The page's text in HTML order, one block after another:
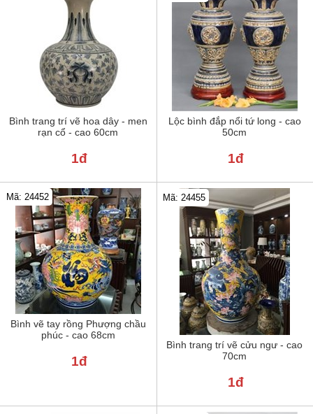
Bình trang trí vẽ hoa dây - men
rạn cổ - cao 60cm
1đ
Lộc bình đắp nổi tứ long - cao
50cm
1đ
Bình vẽ tay rồng Phượng chầu
phúc - cao 68cm
Mã: 24452
1đ
Bình trang trí vẽ cửu ngư - cao
70cm
Mã: 24455
1đ